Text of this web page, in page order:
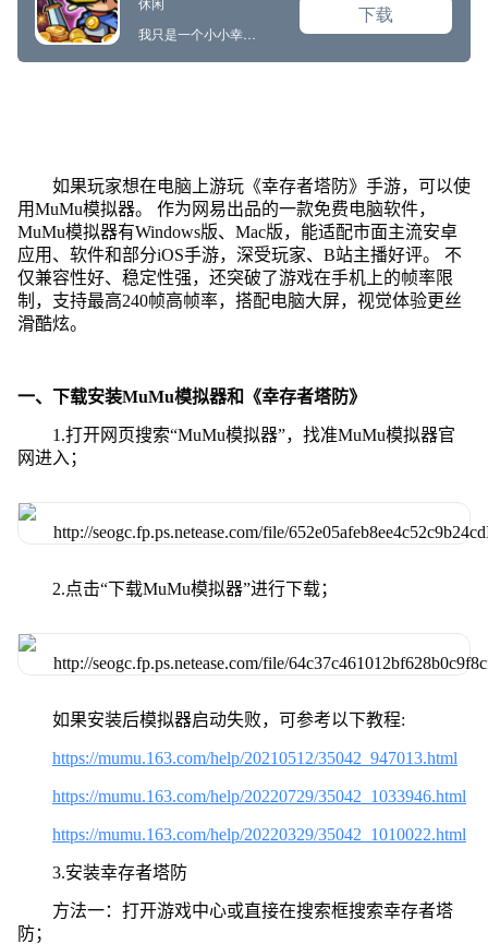
如果玩家想在电脑上游玩《幸存者塔防》手游，可以使
用MuMu模拟器。 作为网易出品的一款免费电脑软件，
MuMu模拟器有Windows版、Mac版，能适配市面主流安卓
应用、软件和部分iOS手游，深受玩家、B站主播好评。 不
仅兼容性好、稳定性强，还突破了游戏在手机上的帧率限
制，支持最高240帧高帧率，搭配电脑大屏，视觉体验更丝
滑酷炫。
一、下载安装MuMu模拟器和《幸存者塔防》
1.打开网页搜索“MuMu模拟器”，找准MuMu模拟器官
网进入；
2.点击“下载MuMu模拟器”进行下载；
如果安装后模拟器启动失败，可参考以下教程:
https://mumu.163.com/help/20210512/35042_947013.html
https://mumu.163.com/help/20220729/35042_1033946.html
https://mumu.163.com/help/20220329/35042_1010022.html
3.安装幸存者塔防
方法一：打开游戏中心或直接在搜索框搜索幸存者塔
防；